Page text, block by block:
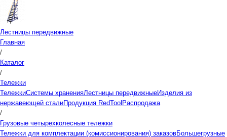
Лестницы передвижные
Главная
/
Каталог
/
Тележки
ТележкиСистемы храненияЛестницы передвижныеИзделия из
нержавеющей сталиПродукция RedTool Распродажа
/
Грузовые четырехколесные тележки
Тележки для комплектации (комиссионирования) заказовБольшегрузные